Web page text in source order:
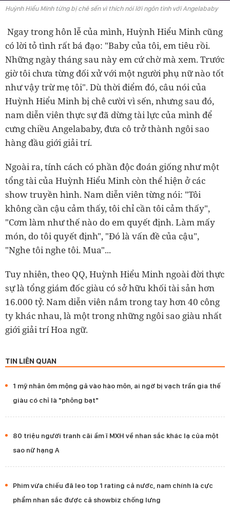
Huỳnh Hiểu Minh từng bị chê sến vì thích nói lời ngôn tình với Angelababy
Ngay trong hôn lễ của mình, Huỳnh Hiểu Minh cũng
có lời tỏ tình rất bá đạo: "Baby của tôi, em tiêu rồi.
Những ngày tháng sau này em cứ chờ mà xem. Trước
giờ tôi chưa từng đối xử với một người phụ nữ nào tốt
như vậy trừ mẹ tôi". Dù thời điểm đó, câu nói của
Huỳnh Hiểu Minh bị chê cười vì sến, nhưng sau đó,
nam diễn viên thực sự đã dừng tài lực của mình để
cưng chiều Angelababy, đưa cô trở thành ngôi sao
hàng đầu giới giải trí.
Ngoài ra, tính cách có phần độc đoán giống như một
tổng tài của Huỳnh Hiểu Minh còn thể hiện ở các
show truyền hình. Nam diễn viên từng nói: "Tôi
không cần cậu cảm thấy, tôi chỉ cần tôi cảm thấy",
"Cơm làm như thế nào do em quyết định. Làm mấy
món, do tôi quyết định", "Đó là vấn đề của cậu",
"Nghe tôi nghe tôi. Mua"...
Tuy nhiên, theo QQ, Huỳnh Hiểu Minh ngoài đời thực
sự là tổng giám đốc giàu có sở hữu khối tài sản hơn
16.000 tỷ. Nam diễn viên nắm trong tay hơn 40 công
ty khác nhau, là một trong những ngôi sao giàu nhất
giới giải trí Hoa ngữ.
TIN LIÊN QUAN
1 mỹ nhân ôm mộng gả vào hào môn, ai ngờ bị vạch trần gia thế
giàu có chỉ là "phông bạt"
80 triệu người tranh cãi ầm ĩ MXH về nhan sắc khác lạ của một
sao nữ hạng A
Phim vừa chiếu đã leo top 1 rating cả nước, nam chính là cực
phẩm nhan sắc được cả showbiz chống lưng